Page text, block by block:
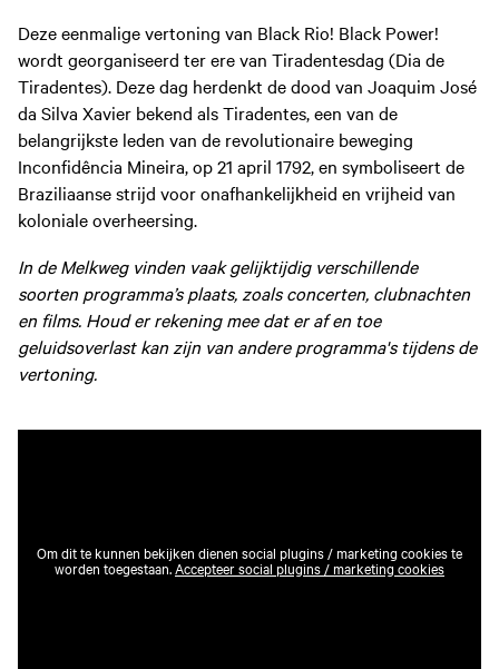
Deze eenmalige vertoning van Black Rio! Black Power!
wordt georganiseerd ter ere van Tiradentesdag (Dia de
Tiradentes). Deze dag herdenkt de dood van Joaquim José
da Silva Xavier bekend als Tiradentes, een van de
belangrijkste leden van de revolutionaire beweging
Inconfidência Mineira, op 21 april 1792, en symboliseert de
Braziliaanse strijd voor onafhankelijkheid en vrijheid van
koloniale overheersing.
In de Melkweg vinden vaak gelijktijdig verschillende
soorten programma’s plaats, zoals concerten, clubnachten
en films. Houd er rekening mee dat er af en toe
geluidsoverlast kan zijn van andere programma's tijdens de
vertoning.
Om dit te kunnen bekijken dienen social plugins / marketing cookies te
worden toegestaan.Accepteer social plugins / marketing cookies